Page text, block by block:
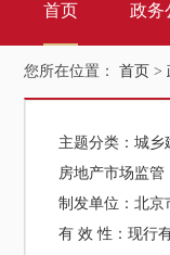
首页 政务
您所在位置：首页 >
主题分类：城乡
房地产市场监管
制发单位：北京
有 效 性：现行